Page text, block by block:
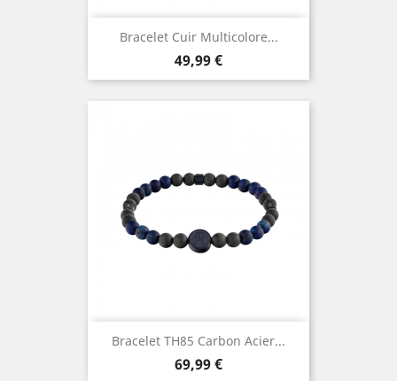
Bracelet Cuir Multicolore...
Prix
49,99 €
Bracelet TH85 Carbon Acier...
Prix
69,99 €